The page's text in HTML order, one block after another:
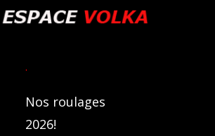
.
Nos roulages
2026!